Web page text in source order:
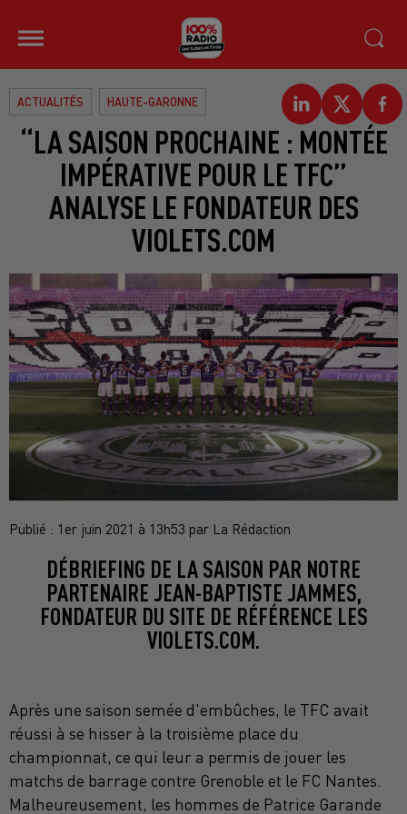
ACTUALITÉS HAUTE-GARONNE
“LA SAISON PROCHAINE : MONTÉE
IMPÉRATIVE POUR LE TFC”
ANALYSE LE FONDATEUR DES
VIOLETS.COM
Publié : 1er juin 2021 à 13h53 par La Rédaction
DÉBRIEFING DE LA SAISON PAR NOTRE
PARTENAIRE JEAN-BAPTISTE JAMMES,
FONDATEUR DU SITE DE RÉFÉRENCE LES
VIOLETS.COM.
Après une saison semée d'embûches, le TFC avait
réussi à se hisser à la troisième place du
championnat, ce qui leur a permis de jouer les
matchs de barrage contre Grenoble et le FC Nantes.
Malheureusement, les hommes de Patrice Garande